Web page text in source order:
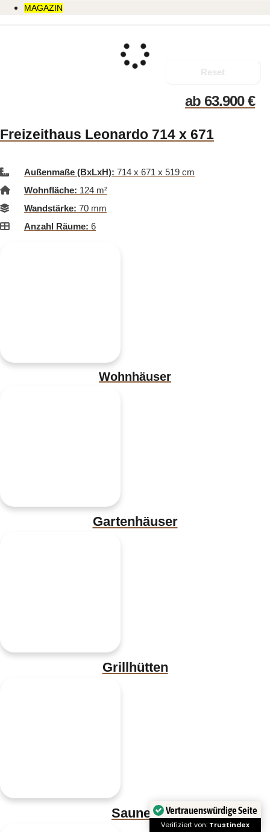
MAGAZIN
Reset
ab 63.900€
Freizeithaus Leonardo 714 x 671
Außenmaße (BxLxH): 714 x 671 x 519 cm
Wohnfläche: 124 m²
Wandstärke: 70 mm
Anzahl Räume: 6
Wohnhäuser
Gartenhäuser
Grillhütten
Saunen
Vertrauenswürdige Seite